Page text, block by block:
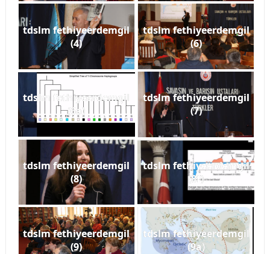
tdslm fethiyeerdemgil
(4)
tdslm fethiyeerdemgil
(6)
tdslm fethiyeerdemgil
(6a)
tdslm fethiyeerdemgil
(7)
tdslm fethiyeerdemgil
(8)
tdslm fethiyeerdemgil
(8f)
tdslm fethiyeerdemgil
(9)
tdslm fethiyeerdemgil
(9a)